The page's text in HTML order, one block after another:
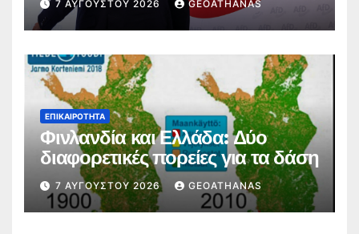
7 ΑΥΓΟΎΣΤΟΥ 2026 GEOATHANAS
ΕΠΙΚΑΙΡΌΤΗΤΑ
Φινλανδία και Ελλάδα: Δύο
διαφορετικές πορείες για τα δάση
7 ΑΥΓΟΎΣΤΟΥ 2026 GEOATHANAS